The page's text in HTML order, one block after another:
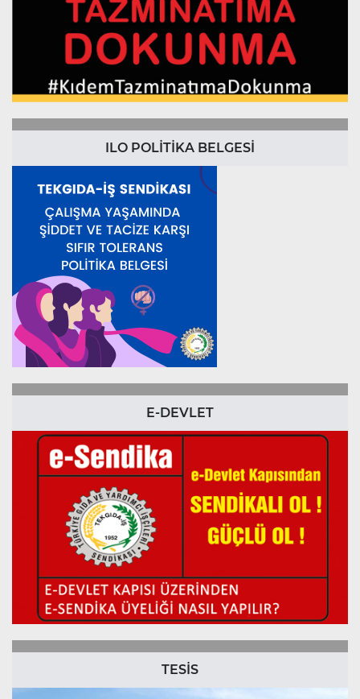
ILO POLİTİKA BELGESİ
E-DEVLET
TESİS